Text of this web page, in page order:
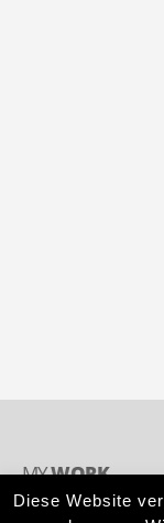
MYWORK
Diese Website